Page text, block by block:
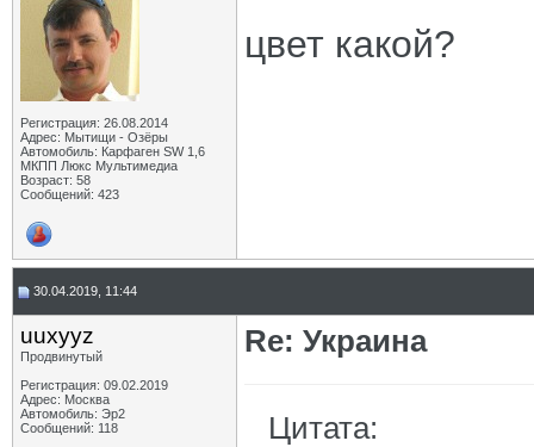
Регистрация: 26.08.2014
Адрес: Мытищи - Озёры
Автомобиль: Карфаген SW 1,6
МКПП Люкс Мультимедиа
Возраст: 58
Сообщений: 423
цвет какой?
30.04.2019, 11:44
uuxyyz
Продвинутый
Регистрация: 09.02.2019
Адрес: Москва
Автомобиль: Эр2
Сообщений: 118
Re: Украина
Цитата: